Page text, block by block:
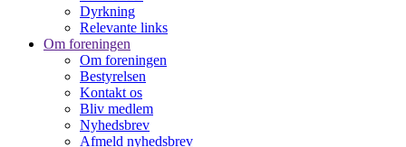
Dyrkning
Relevante links
Om foreningen
Om foreningen
Bestyrelsen
Kontakt os
Bliv medlem
Nyhedsbrev
Afmeld nyhedsbrev